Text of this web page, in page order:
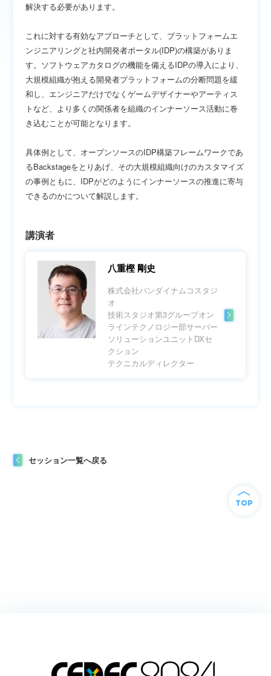
解決する必要があります。
これに対する有効なアプローチとして、プラットフォームエ
ンジニアリングと社内開発者ポータル(IDP)の構築がありま
す。ソフトウェアカタログの機能を備えるIDPの導入により、
大規模組織が抱える開発者プラットフォームの分断問題を緩
和し、エンジニアだけでなくゲームデザイナーやアーティス
トなど、より多くの関係者を組織のインナーソース活動に巻
き込むことが可能となります。
具体例として、オープンソースのIDP構築フレームワークであ
るBackstageをとりあげ、その大規模組織向けのカスタマイズ
の事例ともに、IDPがどのようにインナーソースの推進に寄与
できるのかについて解説します。
講演者
八重樫 剛史
株式会社バンダイナムコスタジ
オ
技術スタジオ第3グループオン
ラインテクノロジー部サーバー
ソリューションユニットDXセ
クション
テクニカルディレクター
セッション一覧へ戻る
TOP